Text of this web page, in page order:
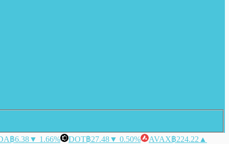
฿6.38▼ 1.66% DOT฿27.48▼ 0.50% AVAX฿224.22 ▲